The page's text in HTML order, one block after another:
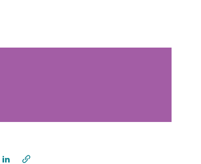
sur Facebook
Partager sur LinkedIn